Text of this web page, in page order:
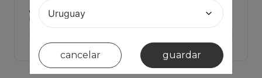
cancelar guardar
¿tienes dudas de cual talla elegir?
Haz click para ver Las medidas de la prenda y comparar con la tuya